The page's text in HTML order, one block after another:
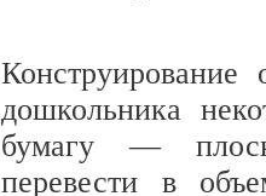
Конструирование
дошкольника
бумагу —
перевести в